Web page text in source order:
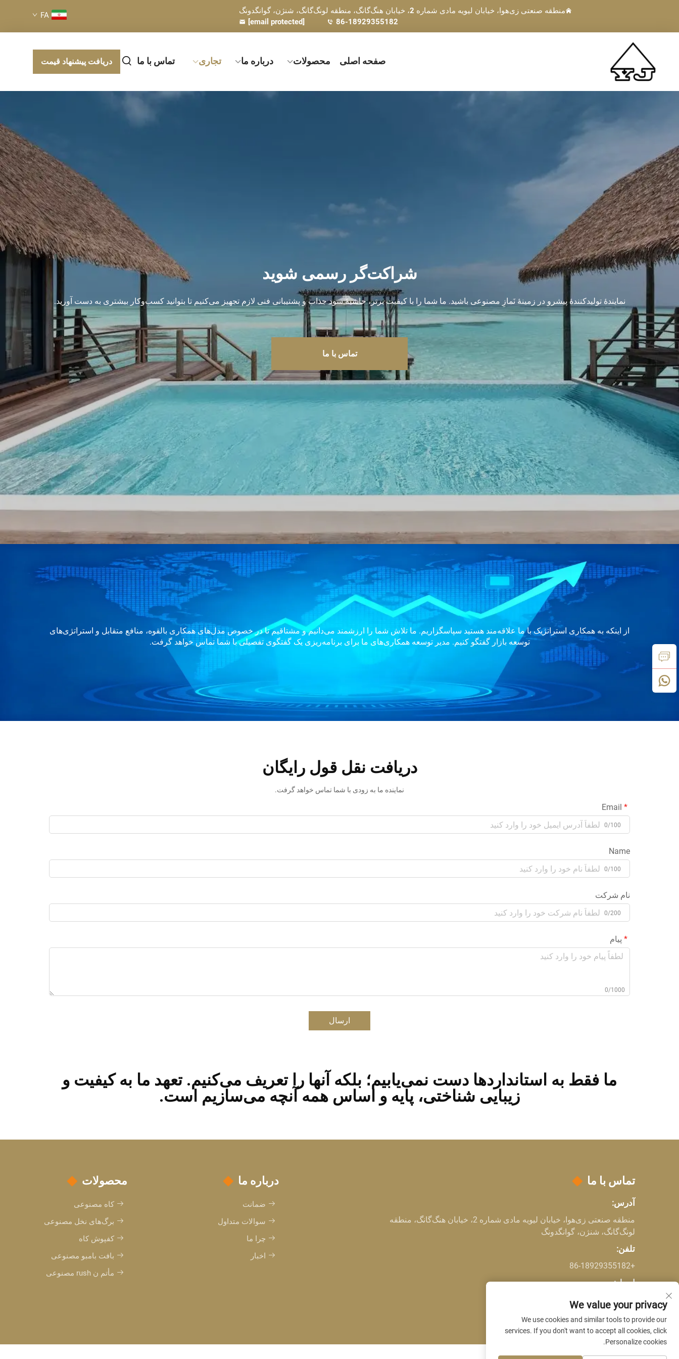
منطقه صنعتی زی‌هوا، خیابان لیویه مادی شماره 2، خیابان هنگ‌گانگ، منطقه لونگ‌گانگ، شنژن، گوانگدونگ
86-18929355182
[email protected]
FA
صفحه اصلی محصولات درباره ما تجاری تماس با ما دریافت پیشنهاد قیمت
شراکت‌گر رسمی شوید
نمایندهٔ تولیدکنندهٔ پیشرو در زمینهٔ نَمازِ مصنوعی باشید. ما شما را با کیفیت برتر، حاشیهٔ سود جذاب و پشتیبانی فنی لازم تجهیز می‌کنیم تا بتوانید کسب‌وکار بیشتری به دست آورید.
تماس با ما
از اینکه به همکاری استراتژیک با ما علاقه‌مند هستید سپاسگزاریم. ما تلاش شما را ارزشمند می‌دانیم و مشتاقیم تا در خصوص مدل‌های همکاری بالقوه، منافع متقابل و استراتژی‌های
توسعه بازار گفتگو کنیم. مدیر توسعه همکاری‌های ما برای برنامه‌ریزی یک گفتگوی تفصیلی با شما تماس خواهد گرفت.
دریافت نقل قول رایگان
نماینده ما به زودی با شما تماس خواهد گرفت.
0/100
Name
0/100
نام شرکت
0/200
پیام
0/1000
ارسال
ما فقط به استانداردها دست نمی‌یابیم؛ بلکه آنها را تعریف می‌کنیم. تعهد ما به کیفیت و
زیبایی شناختی، پایه و اساس همه آنچه می‌سازیم است.
تماس با ما
آدرس:
منطقه صنعتی زی‌هوا، خیابان لیویه مادی شماره 2، خیابان هنگ‌گانگ، منطقه
لونگ‌گانگ، شنژن، گوانگدونگ
تلفن:
+86-18929355182
ایمیل:
Company E-mail:[email protected]
درباره ما
ضمانت
سوالات متداول
چرا ما
اخبار
محصولات
کاه مصنوعی
برگ‌های نخل مصنوعی
کفپوش کاه
بافت بامبو مصنوعی
مأتم ن rush مصنوعی
We value your privacy
We use cookies and similar tools to provide our
services. If you don't want to accept all cookies, click
Personalize cookies.